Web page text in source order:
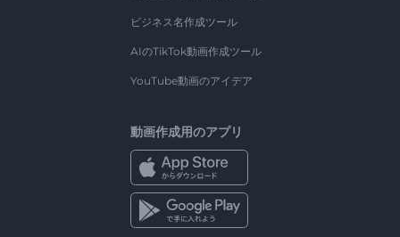
ビジネス名作成ツール
AIのTikTok動画作成ツール
YouTube動画のアイデア
動画作成用のアプリ